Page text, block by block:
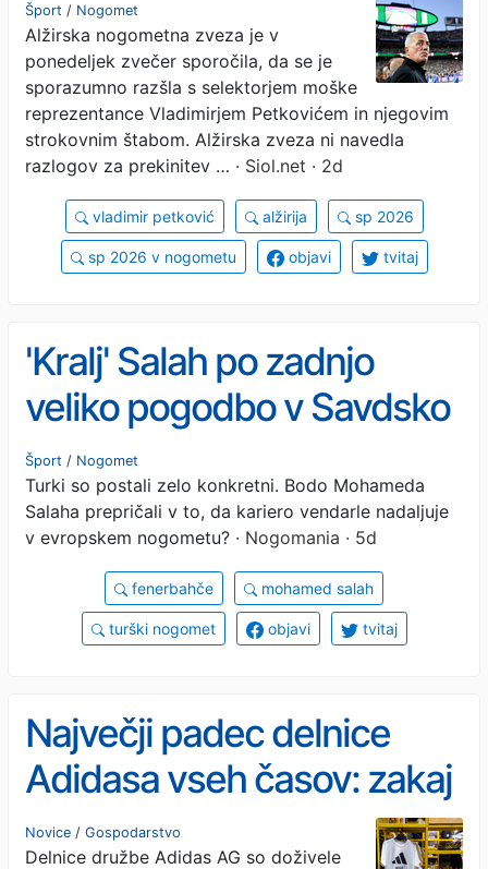
Šport / Nogomet
Alžirska nogometna zveza je v
ponedeljek zvečer sporočila, da se je
sporazumno razšla s selektorjem moške
reprezentance Vladimirjem Petkovićem in njegovim
strokovnim štabom. Alžirska zveza ni navedla
razlogov za prekinitev … · Siol.net · 2d
vladimir petković alžirija sp 2026
sp 2026 v nogometu objavi tvitaj
'Kralj' Salah po zadnjo
veliko pogodbo v Savdsko
Arabijo? Ni treba, sanjsko
plačo lahko dobi tudi v
Evropi!
Šport / Nogomet
Turki so postali zelo konkretni. Bodo Mohameda
Salaha prepričali v to, da kariero vendarle nadaljuje
v evropskem nogometu? · Nogomania · 5d
fenerbahče mohamed salah
turški nogomet objavi tvitaj
Največji padec delnice
Adidasa vseh časov: zakaj
je delnica strmoglavila
Novice / Gospodarstvo
Delnice družbe Adidas AG so doživele